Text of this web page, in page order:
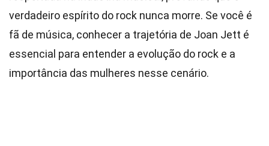
verdadeiro espírito do rock nunca morre. Se você é
fã de música, conhecer a trajetória de Joan Jett é
essencial para entender a evolução do rock e a
importância das mulheres nesse cenário.